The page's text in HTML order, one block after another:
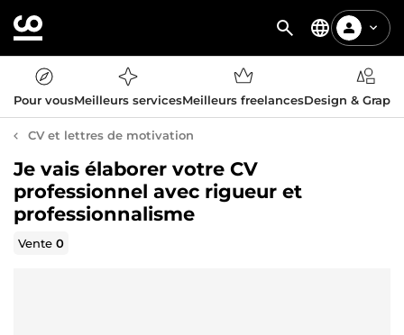
Pour vousMeilleurs servicesMeilleurs freelancesDesign &
CV et lettres de motivation
Je vais élaborer votre CV
professionnel avec rigueur et
professionnalisme
Vente0